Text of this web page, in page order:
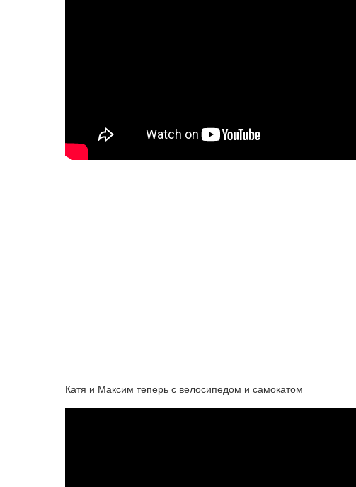
Катя и Максим теперь с велосипедом и самокатом